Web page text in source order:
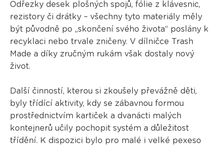
Odřezky desek plošných spojů, fólie z klávesnic,
rezistory či drátky – všechny tyto materiály měly
být původně po „skončení svého života“ poslány k
recyklaci nebo trvale zničeny. V dílničce Trash
Made a díky zručným rukám však dostaly nový
život.
Další činností, kterou si zkoušely převážně děti,
byly třídící aktivity, kdy se zábavnou formou
prostřednictvím kartiček a dvanácti malých
kontejnerů učily pochopit systém a důležitost
třídění. K dispozici bylo pro malé i velké pexeso